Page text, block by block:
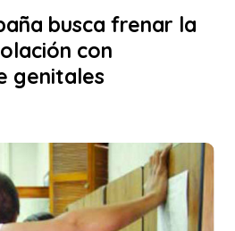
busca frenar la
con
genitales